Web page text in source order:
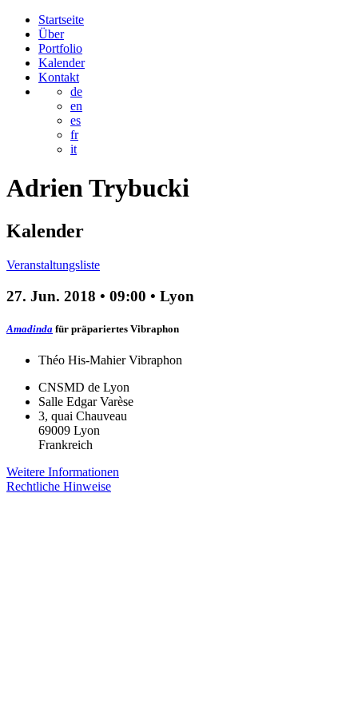
Startseite
Über
Portfolio
Kalender
Kontakt
de
en
es
fr
it
AdrienTrybucki
Kalender
Veranstaltungsliste
27. Jun. 2018 • 09:00 • Lyon
Amadinda für präpariertes Vibraphon
Théo His-MahierVibraphon
CNSMD de Lyon
Salle Edgar Varèse
3, quai Chauveau
69009 Lyon
Frankreich
Weitere Informationen
Rechtliche Hinweise